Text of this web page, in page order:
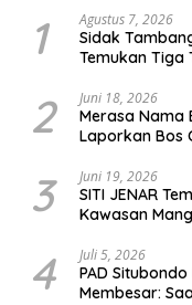
Indonesia.
1 Agustus 7, 2026
Sidak
Temukan Tiga
2 Juni 18, 2026
Merasa Nama
Laporkan Bos
3 Juni 19, 2026
SITI JENAR
Kawasan
4 Juli 5, 2026
PAD
Membesar: